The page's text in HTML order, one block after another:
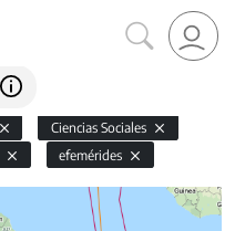
Ciencias Sociales
efemérides